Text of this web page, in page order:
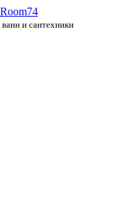
и сантехники